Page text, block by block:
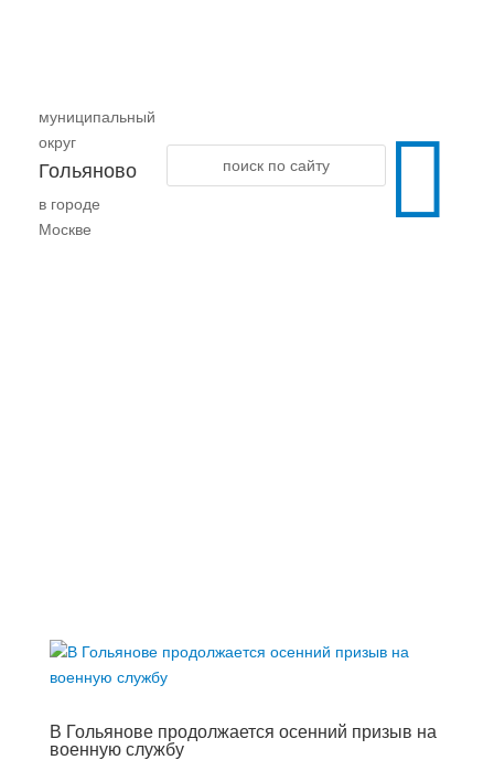
муниципальный
округ
Гольяново
в городе
Москве

В Гольянове продолжается осенний призыв на
военную службу